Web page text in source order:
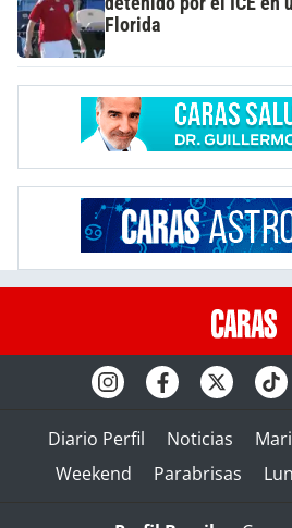
Florida
Diario Perfil Noticias
Weekend
Parabrisas